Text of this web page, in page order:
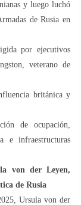
y luego luchó
de Rusia en
por ejecutivos
veterano de
británica y
de ocupación,
e infraestructuras
von der Leyen,
de Rusia
Ursula von der